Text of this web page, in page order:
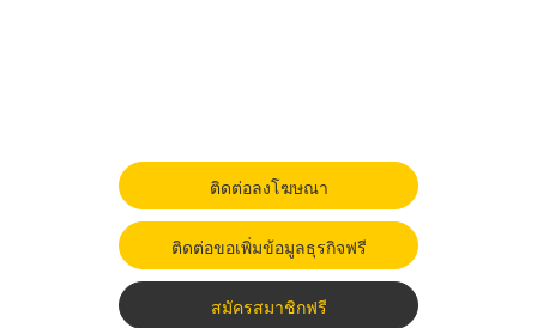
ติดต่อลงโฆษณา
ติดต่อขอเพิ่มข้อมูลธุรกิจฟรี
สมัครสมาชิกฟรี